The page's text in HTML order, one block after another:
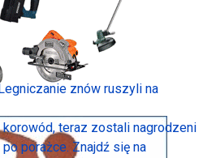
znów ruszyli na
korowód, teraz zostali nagrodzeni
porażce. Znajdź się na